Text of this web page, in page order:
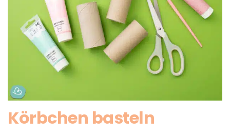
Körbchen basteln